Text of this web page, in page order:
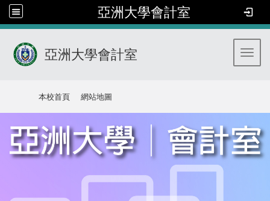
亞洲大學會計室
亞洲大學會計室
本校首頁 網站地圖